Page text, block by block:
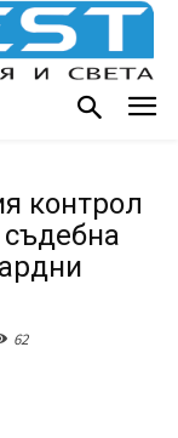
контрол
62